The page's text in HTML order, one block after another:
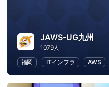
JAWS-UG九州
1079人
福岡
ITインフラ AWS